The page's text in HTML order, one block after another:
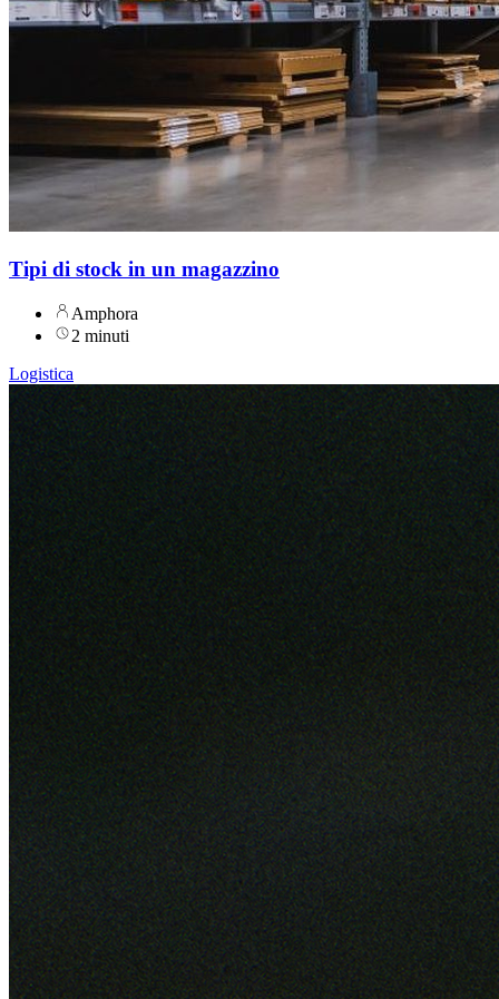
Tipi di stock in un magazzino
Amphora
2 minuti
Logistica